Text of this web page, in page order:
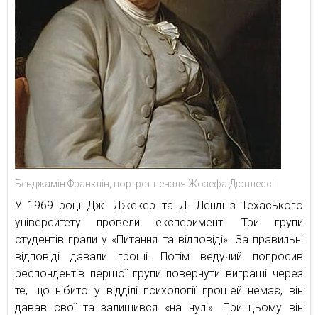
Бенджамін Франклін, портрет пензля Жозефа Дюплессі
У 1969 році Дж. Джекер та Д. Ленді з Техаського
університету провели експеримент. Три групи
студентів грали у «Питання та відповіді». За правильні
відповіді давали гроші. Потім ведучий попросив
респондентів першої групи повернути виграші через
те, що нібито у відділі психології грошей немає, він
давав свої та залишився «на нулі». При цьому він